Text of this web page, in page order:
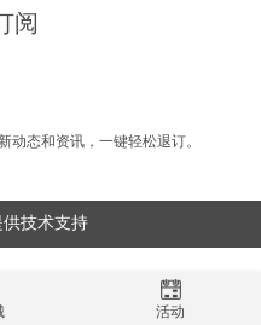
阅
动态和资讯，一键轻松退订。
供技术支持
活动